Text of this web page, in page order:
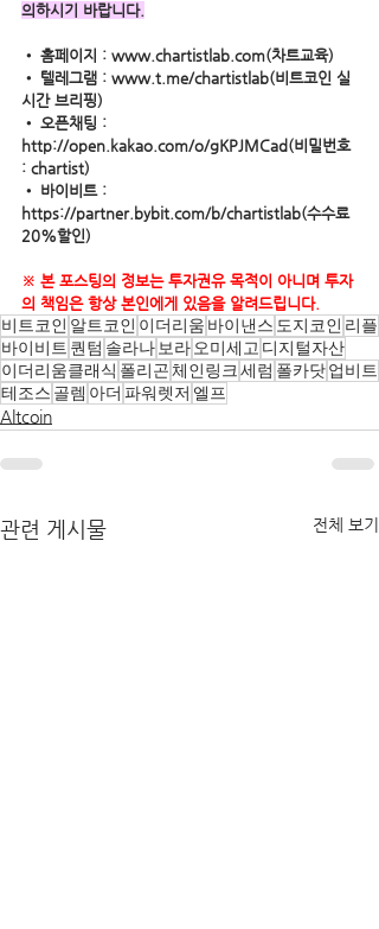
의하시기 바랍니다.
• 홈페이지 : www.chartistlab.com(차트교육)
• 텔레그램 : www.t.me/chartistlab(비트코인 실
시간 브리핑)
• 오픈채팅 :
http://open.kakao.com/o/gKPJMCad(비밀번호
: chartist)
• 바이비트 :
https://partner.bybit.com/b/chartistlab(수수료
20%할인)
※ 본 포스팅의 정보는 투자권유 목적이 아니며 투자
의 책임은 항상 본인에게 있음을 알려드립니다.
비트코인 알트코인 이더리움 바이낸스 도지코인 리플
바이비트 퀀텀 솔라나보라오미세고 디지털자산
이더리움클래식 폴리곤체인링크세럼 폴카닷업비트
테조스 골렘 아더 파워렛저 엘프
Altcoin
관련 게시물 전체 보기